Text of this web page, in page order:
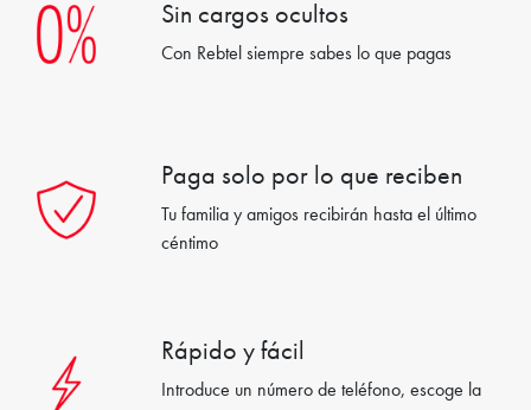
Sin cargos ocultos
Con Rebtel siempre sabes lo que pagas
Paga solo por lo que reciben
Tu familia y amigos recibirán hasta el último
céntimo
Rápido y fácil
Introduce un número de teléfono, escoge la